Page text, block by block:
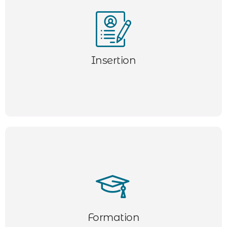
Insertion
Formation
Nous mettons en place des parcours de formation
professionnelle pour nos intérimaires, visant à
améliorer leurs compétences et favoriser leur